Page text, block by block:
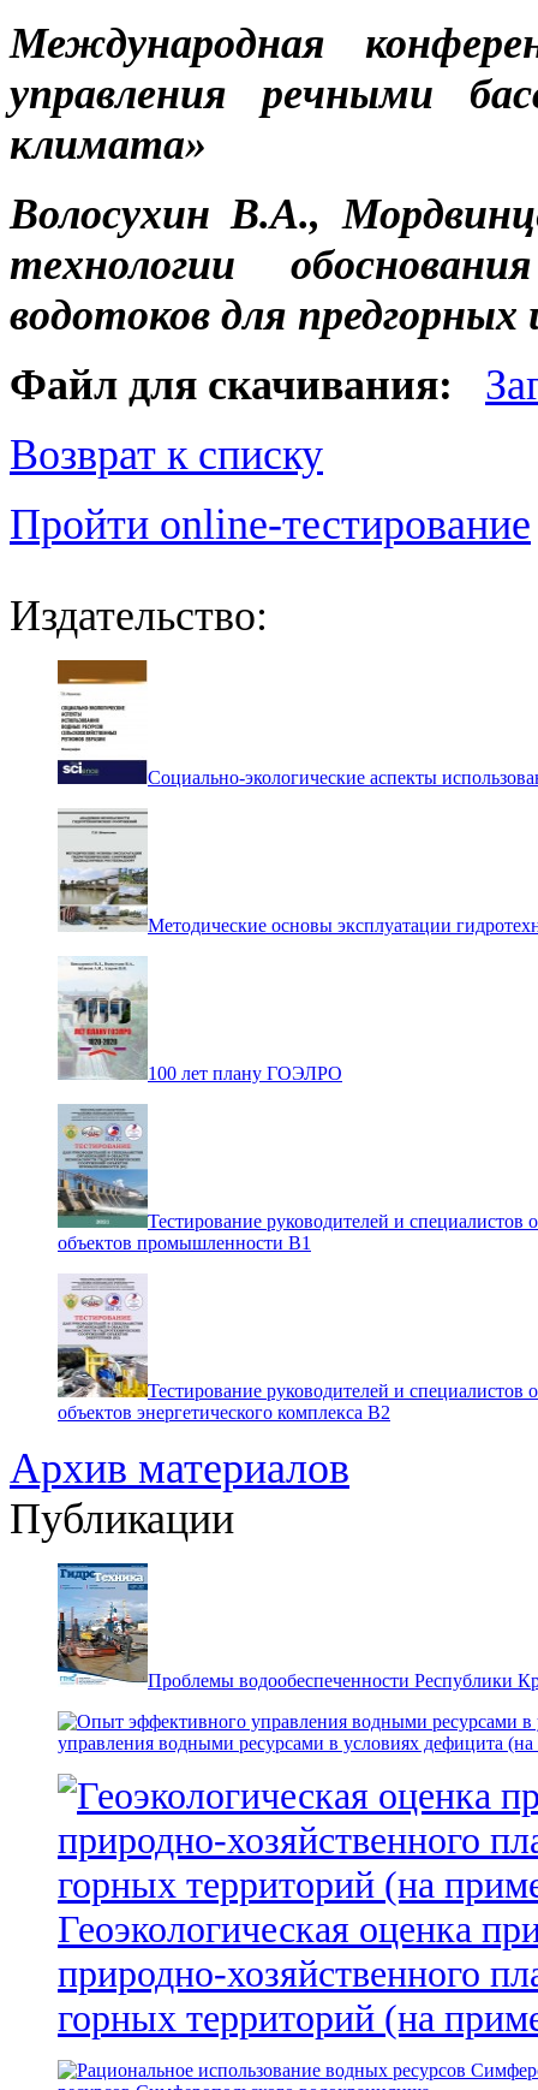
Международная
управления речными
климата»
Волосухин В.А.,
технологии
водотоков для
Файл для скачивания:
Возврат к списку
Пройти online-тестирование
Издательство:
Социально-экологические аспекты
Методические основы эксплуатации
100 лет плану ГОЭЛРО
Тестирование руководителей и специалистов
объектов промышленности В1
Тестирование руководителей и специалистов
объектов энергетического комплекса В2
Архив материалов
Публикации
Проблемы водообеспеченности Республики
управления водными ресурсами в условиях дефицита
Геоэкологическая оценка
природно-хозяйственного
горных территорий (на